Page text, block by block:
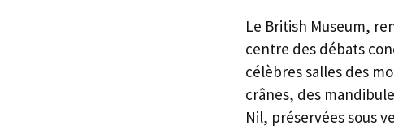
Le British Museum,
centre des débats
célèbres salles des
crânes, des
Nil, préservées sous